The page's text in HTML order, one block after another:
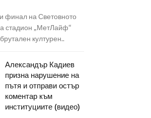
финал на Световното
стадион „МетЛайф“
културен..
Александър Кадиев
призна нарушение на
пътя и отправи остър
коментар към
институциите (видео)